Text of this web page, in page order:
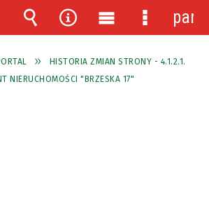
HISTORIA ZMIAN STRONY - 4.1.2.1.
NIERUCHOMOŚCI "BRZESKA 17"
Wyszukiwarka
Narzędzia
Menu
główne
Menu